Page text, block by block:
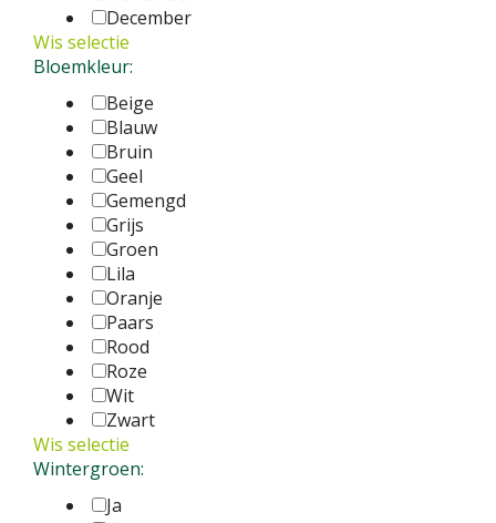
December
Wis selectie
Bloemkleur:
Beige
Blauw
Bruin
Geel
Gemengd
Grijs
Groen
Lila
Oranje
Paars
Rood
Roze
Wit
Zwart
Wis selectie
Wintergroen:
Ja